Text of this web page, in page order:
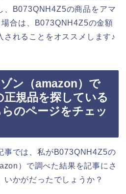
、B073QNH4Z5の商品をアマ
合は、B073QNH4Z5の金額
されることをオススメします♪
ゾン（amazon）で
規品を探している
のページをチェッ
事では、私がB073QNH4Z5の
）で調べた結果を記事にさ
かがだったでしょうか？